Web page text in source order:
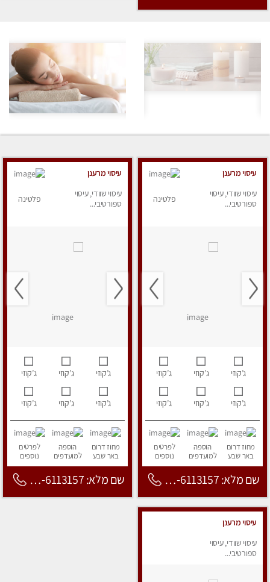
עיסוי מרענן
עיסוי שוודי, עיסוי
ספורטיבי...
פלטינה
ג’קוזי ג’קוזי ג’קוזי
ג’קוזי ג’קוזי ג’קוזי
מחוז דרום
באר שבע
הוספה
למועדפים
לפרטים
נוספים
שם מלא: 053-6113157
עיסוי מרענן
עיסוי שוודי, עיסוי
ספורטיבי...
פלטינה
ג’קוזי ג’קוזי ג’קוזי
ג’קוזי ג’קוזי ג’קוזי
מחוז דרום
באר שבע
הוספה
למועדפים
לפרטים
נוספים
שם מלא: 053-6113157
עיסוי מרענן
עיסוי שוודי, עיסוי
ספורטיבי...